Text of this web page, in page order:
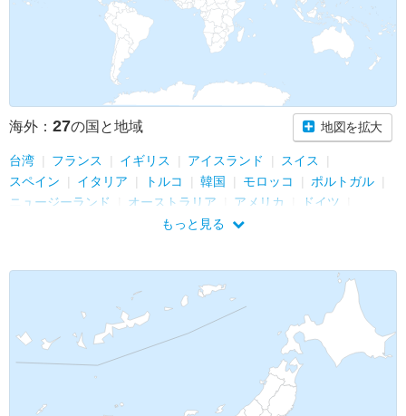
海外： 27の国と地域 地図を拡大
台湾 フランス イギリス アイスランド
スイス
スペイン
イタリア トルコ 韓国 モロッコ
ポルトガル
ニュージーランド
オーストラリア アメリカ
ドイツ
ペルー チェコ ハンガリー
もっと見る